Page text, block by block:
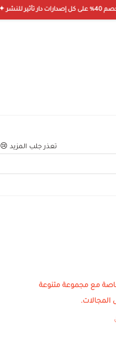
مجاني 🔥
تعذر جلب المزيد 😢
مع مجموعة متنوعة